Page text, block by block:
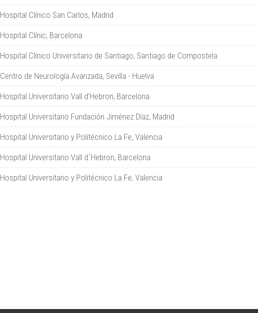
Hospital Clínico San Carlos, Madrid
Hospital Clínic, Barcelona
Hospital Clínico Universitario de Santiago, Santiago de Compostela
Centro de Neurología Avanzada, Sevilla - Huelva
Hospital Universitario Vall d’Hebron, Barcelona
Hospital Universitario Fundación Jiménez Díaz, Madrid
Hospital Universitario y Politécnico La Fe, Valencia
Hospital Universitario Vall d´Hebron, Barcelona
Hospital Universitario y Politécnico La Fe, Valencia